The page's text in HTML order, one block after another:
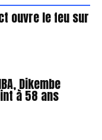
ouvre le feu sur
Dikembe
à 58 ans